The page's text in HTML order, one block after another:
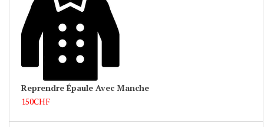
Reprendre Épaule Avec Manche
150CHF